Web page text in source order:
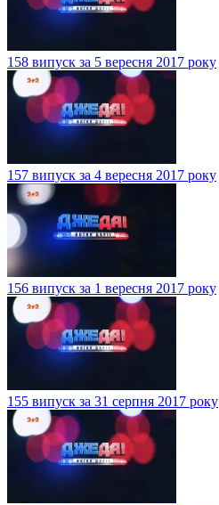
158 випуск за 5 вересня 2017 року
157 випуск за 4 вересня 2017 року
156 випуск за 1 вересня 2017 року
155 випуск за 31 серпня 2017 року